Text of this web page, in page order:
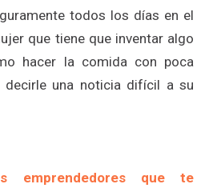
todos los días en el
que tiene que inventar algo
hacer la comida con poca
decirle una noticia difícil a su
emprendedores que te